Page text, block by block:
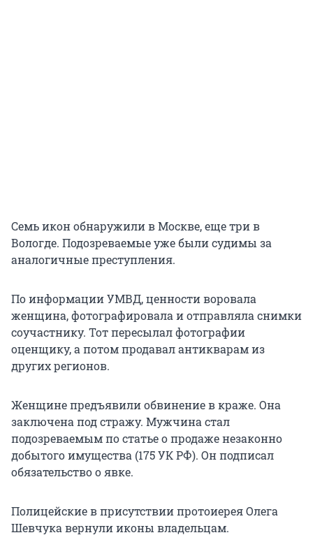
Семь икон обнаружили в Москве, еще три в
Вологде. Подозреваемые уже были судимы за
аналогичные преступления.
По информации УМВД, ценности воровала
женщина, фотографировала и отправляла снимки
соучастнику. Тот пересылал фотографии
оценщику, а потом продавал антикварам из
других регионов.
Женщине предъявили обвинение в краже. Она
заключена под стражу. Мужчина стал
подозреваемым по статье о продаже незаконно
добытого имущества (175 УК РФ). Он подписал
обязательство о явке.
Полицейские в присутствии протоиерея Олега
Шевчука вернули иконы владельцам.